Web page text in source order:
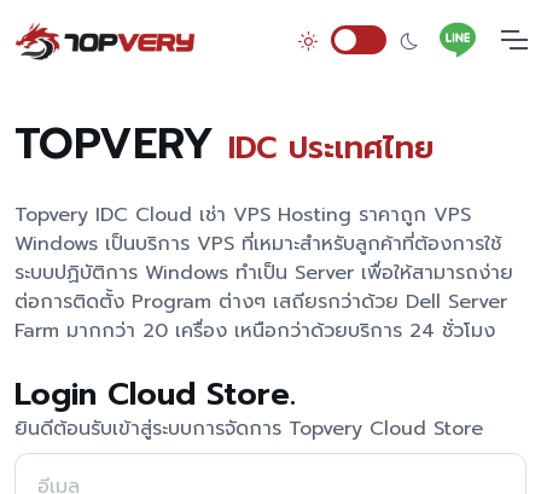
TOPVERY IDC ประเทศไทย
Topvery IDC Cloud เช่า VPS Hosting ราคาถูก VPS
Windows เป็นบริการ VPS ที่เหมาะสำหรับลูกค้าที่ต้องการใช้
ระบบปฏิบัติการ Windows ทำเป็น Server เพื่อให้สามารถง่าย
ต่อการติดตั้ง Program ต่างๆ เสถียรกว่าด้วย Dell Server
Farm มากกว่า 20 เครื่อง เหนือกว่าด้วยบริการ 24 ชั่วโมง
Login Cloud Store.
ยินดีต้อนรับเข้าสู่ระบบการจัดการ Topvery Cloud Store